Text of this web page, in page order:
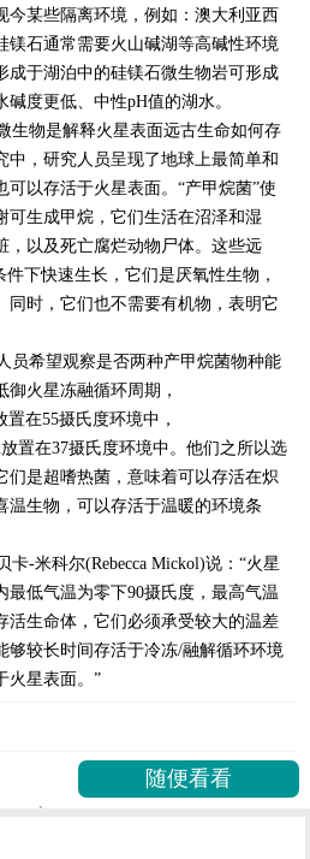
今某些隔离环境，例如：澳大利亚西
镁石通常需要火山碱湖等高碱性环境
成于湖泊中的硅镁石微生物岩可形成
度更低、中性pH值的湖水。
生物是解释火星表面远古生命如何存
中，研究人员呈现了地球上最简单和
以存活于火星表面。“产甲烷菌”使
可生成甲烷，它们生活在沼泽和湿
，以及死亡腐烂动物尸体。这些远
下快速生长，它们是厌氧性生物，
同时，它们也不需要有机物，表明它
员希望观察是否两种产甲烷菌物种能
火星冻融循环周期，
置在55摄氏度环境中，
放置在37摄氏度环境中。他们之所以选
们是超嗜热菌，意味着可以存活在炽
温生物，可以存活于温暖的环境条
卡-米科尔(Rebecca Mickol)说：“火星
最低气温为零下90摄氏度，最高气温
活生命体，它们必须承受较大的温差
够较长时间存活于冷冻/融解循环环境
火星表面。”